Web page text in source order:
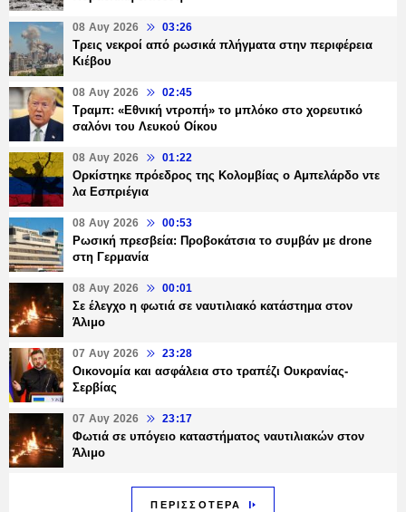
08 Αυγ 2026 03:26
Τρεις νεκροί από ρωσικά πλήγματα στην περιφέρεια
Κιέβου
08 Αυγ 2026 02:45
Τραμπ: «Εθνική ντροπή» το μπλόκο στο χορευτικό
σαλόνι του Λευκού Οίκου
08 Αυγ 2026 01:22
Ορκίστηκε πρόεδρος της Κολομβίας ο Αμπελάρδο ντε
λα Εσπριέγια
08 Αυγ 2026 00:53
Ρωσική πρεσβεία: Προβοκάτσια το συμβάν με drone
στη Γερμανία
08 Αυγ 2026 00:01
Σε έλεγχο η φωτιά σε ναυτιλιακό κατάστημα στον
Άλιμο
07 Αυγ 2026 23:28
Οικονομία και ασφάλεια στο τραπέζι Ουκρανίας-
Σερβίας
07 Αυγ 2026 23:17
Φωτιά σε υπόγειο καταστήματος ναυτιλιακών στον
Άλιμο
ΠΕΡΙΣΣΟΤΕΡΑ